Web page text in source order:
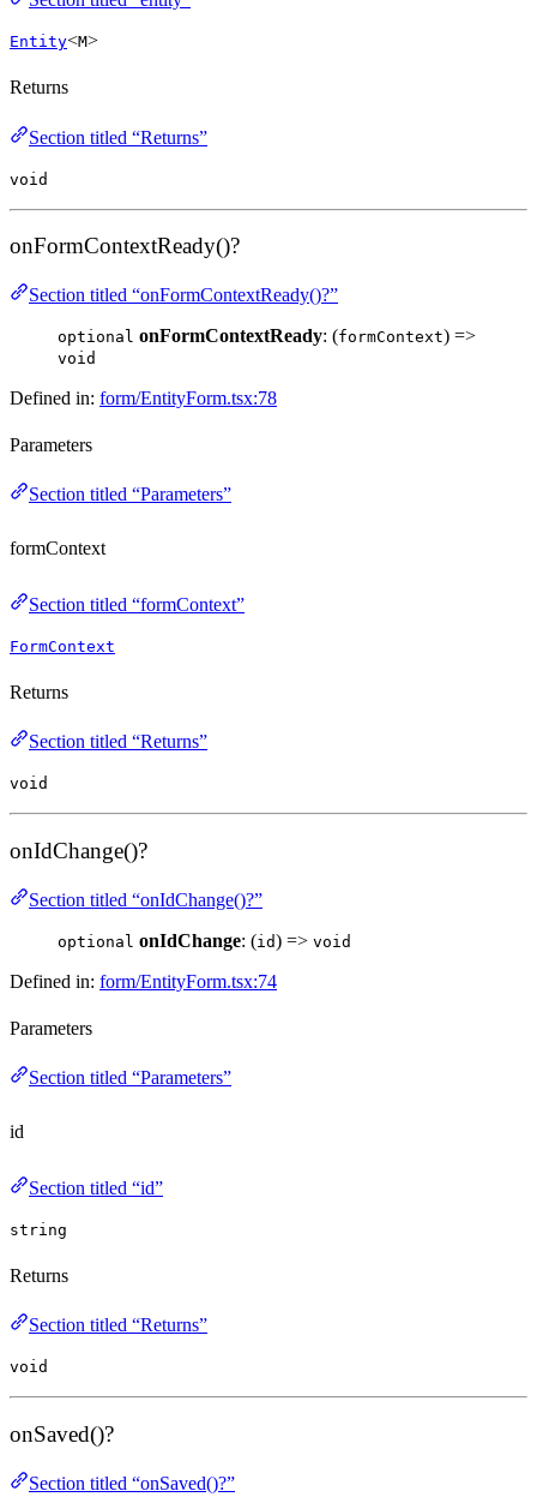
Entity<M>
Returns
Section titled “Returns”
void
onFormContextReady()?
Section titled “onFormContextReady()?”
optional onFormContextReady: (formContext) =>
void
Defined in: form/EntityForm.tsx:78
Parameters
Section titled “Parameters”
formContext
Section titled “formContext”
FormContext
Returns
Section titled “Returns”
void
onIdChange()?
Section titled “onIdChange()?”
optional onIdChange: (id) => void
Defined in: form/EntityForm.tsx:74
Parameters
Section titled “Parameters”
id
Section titled “id”
string
Returns
Section titled “Returns”
void
onSaved()?
Section titled “onSaved()?”